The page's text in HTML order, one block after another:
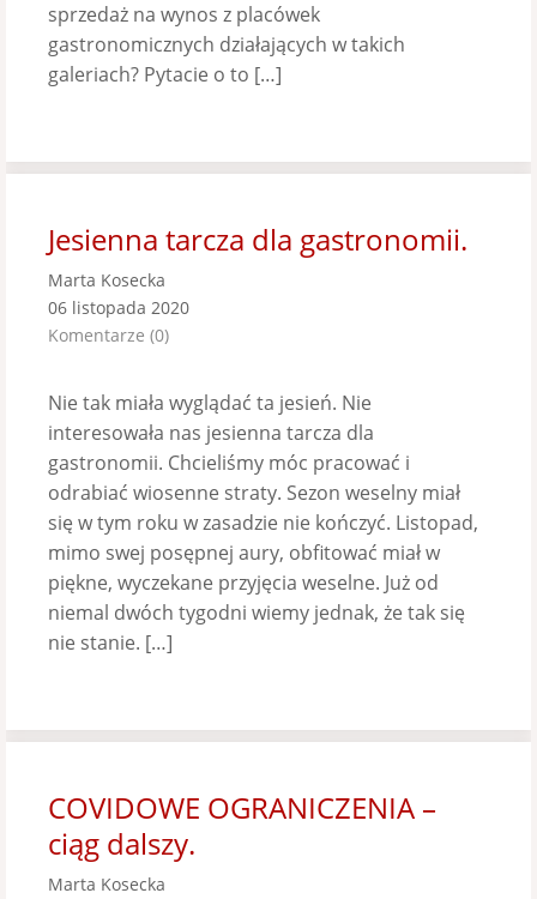
sprzedaż na wynos z placówek
gastronomicznych działających w takich
galeriach? Pytacie o to […]
Jesienna tarcza dla gastronomii.
Marta Kosecka
06 listopada 2020
Komentarze (0)
Nie tak miała wyglądać ta jesień. Nie
interesowała nas jesienna tarcza dla
gastronomii. Chcieliśmy móc pracować i
odrabiać wiosenne straty. Sezon weselny miał
się w tym roku w zasadzie nie kończyć. Listopad,
mimo swej posępnej aury, obfitować miał w
piękne, wyczekane przyjęcia weselne. Już od
niemal dwóch tygodni wiemy jednak, że tak się
nie stanie. […]
COVIDOWE OGRANICZENIA –
ciąg dalszy.
Marta Kosecka